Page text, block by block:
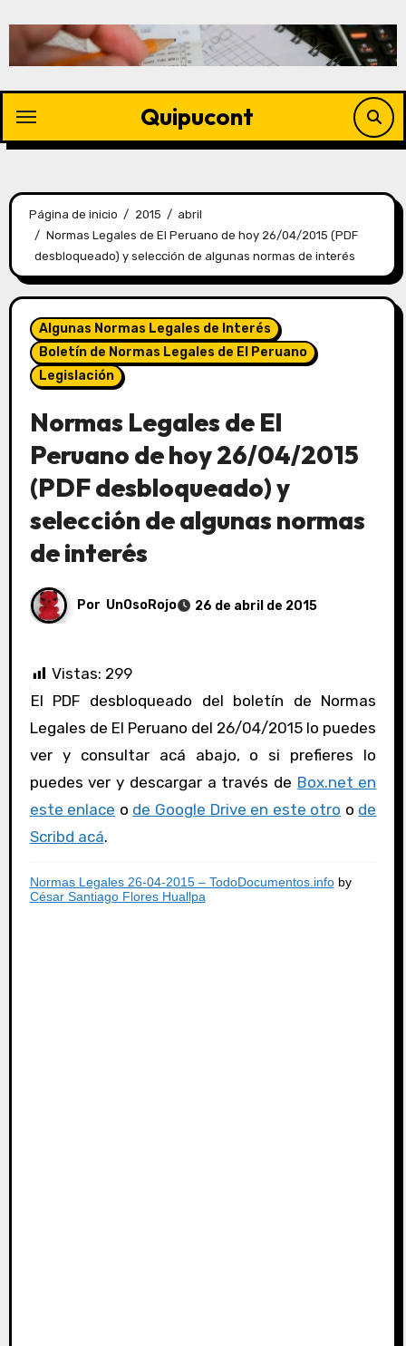
Quipucont
Página de inicio 2015
abril
Normas Legales de El Peruano de hoy 26/04/2015 (PDF
desbloqueado) y selección de algunas normas de interés
Algunas Normas Legales de Interés
Boletín de Normas Legales de El Peruano
Legislación
Normas Legales de El
Peruano de hoy 26/04/2015
(PDF desbloqueado) y
selección de algunas normas
de interés
Por UnOsoRojo 26 de abril de 2015
Vistas: 299
El PDF desbloqueado del boletín de Normas
Legales de El Peruano del 26/04/2015 lo puedes
ver y consultar acá abajo, o si prefieres lo
puedes ver y descargar a través de Box.net en
este enlace o de Google Drive en este otro o de
Scribd acá.
Normas Legales 26-04-2015 – TodoDocumentos.infoby
César Santiago Flores Huallpa